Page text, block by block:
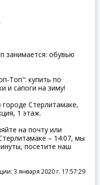
занимается: обувью
Топ": купить по
и сапоги на зиму!
Стерлитамаке,
1 этаж.
на почту или
– 14:07, мы
посетите наш
3 января 2020 г. 17:57:29